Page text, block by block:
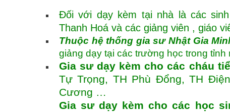
Đối với dạy kèm tại nhà là các
Thanh Hoá và các giảng viên , giáo
Thuộc hệ thống gia sư Nhật Gia
giảng dạy tại các trường học trong tỉnh
Gia sư dạy kèm cho các cháu
Tự Trọng, TH Phù Đổng, TH
Cương …
Gia sư dạy kèm cho các học